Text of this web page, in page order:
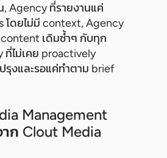
, Agency ที่รายงานแค่
โดยไม่มี context, Agency
เดิมซ้ำๆ กับทุก
ที่ไม่เคย proactively
รุงและรอแค่ทำตาม brief
Management
ก Clout Media